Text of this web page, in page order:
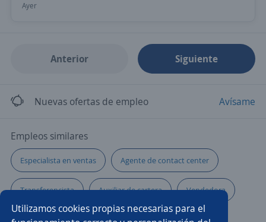
Utilizamos cookies propias necesarias para el
Ayer
Anterior Siguiente
Nuevas ofertas de empleo Avísame
Empleos similares
Especialista en ventas Agente de contact center
Transferencista Auxiliar de cartera Vendedora
Mercaderista Representante comercial